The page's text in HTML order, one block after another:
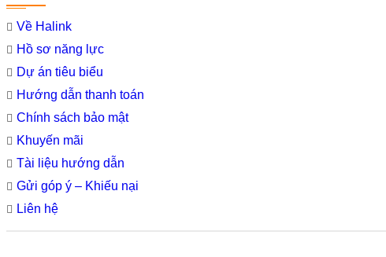
Về Halink
Hồ sơ năng lực
Dự án tiêu biểu
Hướng dẫn thanh toán
Chính sách bảo mật
Khuyến mãi
Tài liệu hướng dẫn
Gửi góp ý – Khiếu nại
Liên hệ